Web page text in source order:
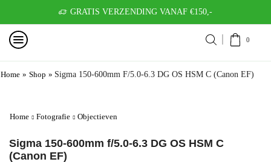
GRATIS VERZENDING VANAF €150,-
0
Home » Shop » Sigma 150-600mm F/5.0-6.3 DG OS HSM C (Canon EF)
Home Fotografie Objectieven
Sigma 150-600mm f/5.0-6.3 DG OS HSM C
(Canon EF)